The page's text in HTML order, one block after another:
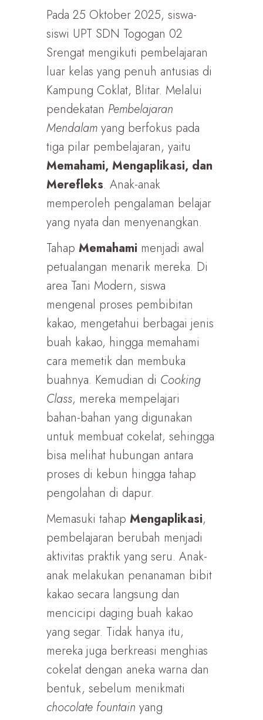
Pada 25 Oktober 2025, siswa-
siswi UPT SDN Togogan 02
Srengat mengikuti pembelajaran
luar kelas yang penuh antusias di
Kampung Coklat, Blitar. Melalui
pendekatan Pembelajaran
Mendalam yang berfokus pada
tiga pilar pembelajaran, yaitu
Memahami, Mengaplikasi, dan
Merefleks. Anak-anak
memperoleh pengalaman belajar
yang nyata dan menyenangkan.
Tahap Memahami menjadi awal
petualangan menarik mereka. Di
area Tani Modern, siswa
mengenal proses pembibitan
kakao, mengetahui berbagai jenis
buah kakao, hingga memahami
cara memetik dan membuka
buahnya. Kemudian di Cooking
Class, mereka mempelajari
bahan-bahan yang digunakan
untuk membuat cokelat, sehingga
bisa melihat hubungan antara
proses di kebun hingga tahap
pengolahan di dapur.
Memasuki tahap Mengaplikasi,
pembelajaran berubah menjadi
aktivitas praktik yang seru. Anak-
anak melakukan penanaman bibit
kakao secara langsung dan
mencicipi daging buah kakao
yang segar. Tidak hanya itu,
mereka juga berkreasi menghias
cokelat dengan aneka warna dan
bentuk, sebelum menikmati
chocolate fountain yang